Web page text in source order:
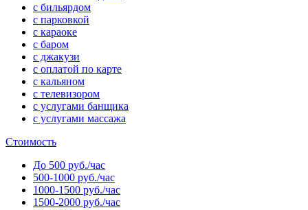
с бильярдом
с парковкой
с караоке
с баром
с джакузи
с оплатой по карте
с кальяном
с телевизором
с услугами банщика
с услугами массажа
Стоимость
До 500 руб./час
500-1000 руб./час
1000-1500 руб./час
1500-2000 руб./час